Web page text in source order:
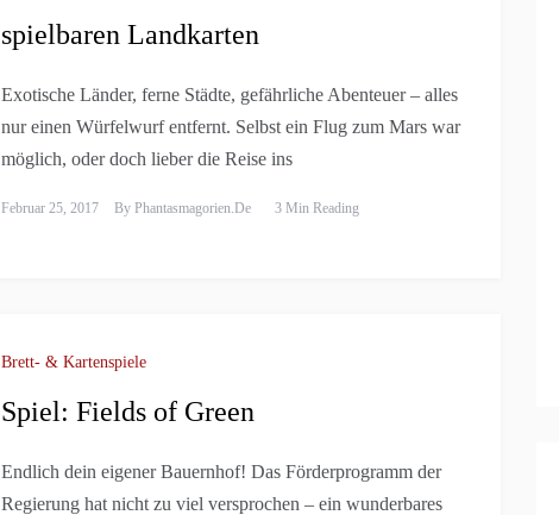
spielbaren Landkarten
Exotische Länder, ferne Städte, gefährliche Abenteuer – alles
nur einen Würfelwurf entfernt. Selbst ein Flug zum Mars war
möglich, oder doch lieber die Reise ins
Februar 25, 2017 By Phantasmagorien.de 3 Min Reading
Brett- & Kartenspiele
Spiel: Fields of Green
Endlich dein eigener Bauernhof! Das Förderprogramm der
Regierung hat nicht zu viel versprochen – ein wunderbares